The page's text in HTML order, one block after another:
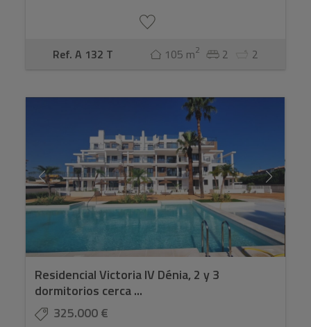
Ref. A 132 T 105 m2 2 2
Residencial Victoria IV Dénia, 2 y 3
dormitorios cerca ...
325.000 €